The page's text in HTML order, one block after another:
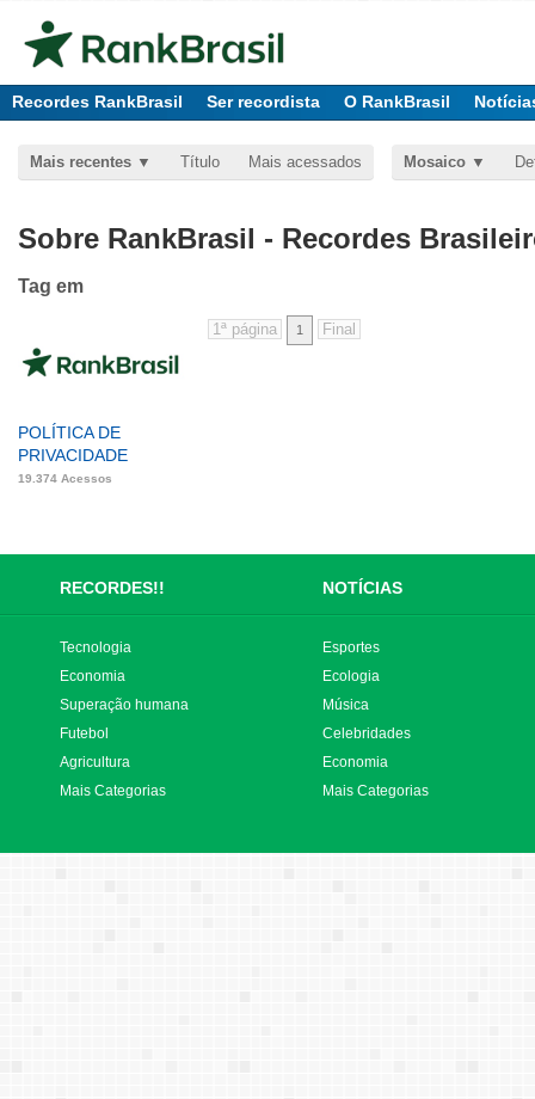
Recordes RankBrasil Ser recordista O RankBrasil
Mais recentes Título Mais acessados Mosaico
Sobre RankBrasil - Recordes
Tag em
POLÍTICA DE
PRIVACIDADE
19.374 Acessos
1
RECORDES!! NOTÍCIAS
Tecnologia
Economia
Superação humana
Futebol
Agricultura
Mais Categorias
Esportes
Ecologia
Música
Celebridades
Economia
Mais Categorias